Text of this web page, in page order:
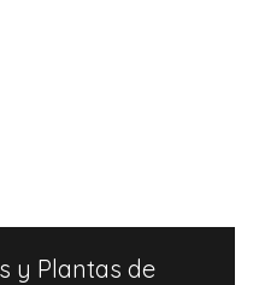
y Plantas de